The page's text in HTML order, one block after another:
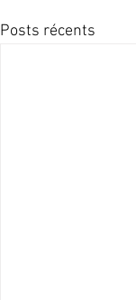
Posts récents